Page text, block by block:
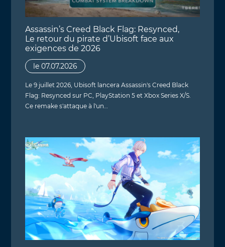
Assassin’s Creed Black Flag: Resynced,
Le retour du pirate d’Ubisoft face aux
exigences de 2026
le 07.07.2026
Le 9 juillet 2026, Ubisoft lancera Assassin's Creed Black
Flag: Resynced sur PC, PlayStation 5 et Xbox Series X/S.
Ce remake s'attaque à l'un…